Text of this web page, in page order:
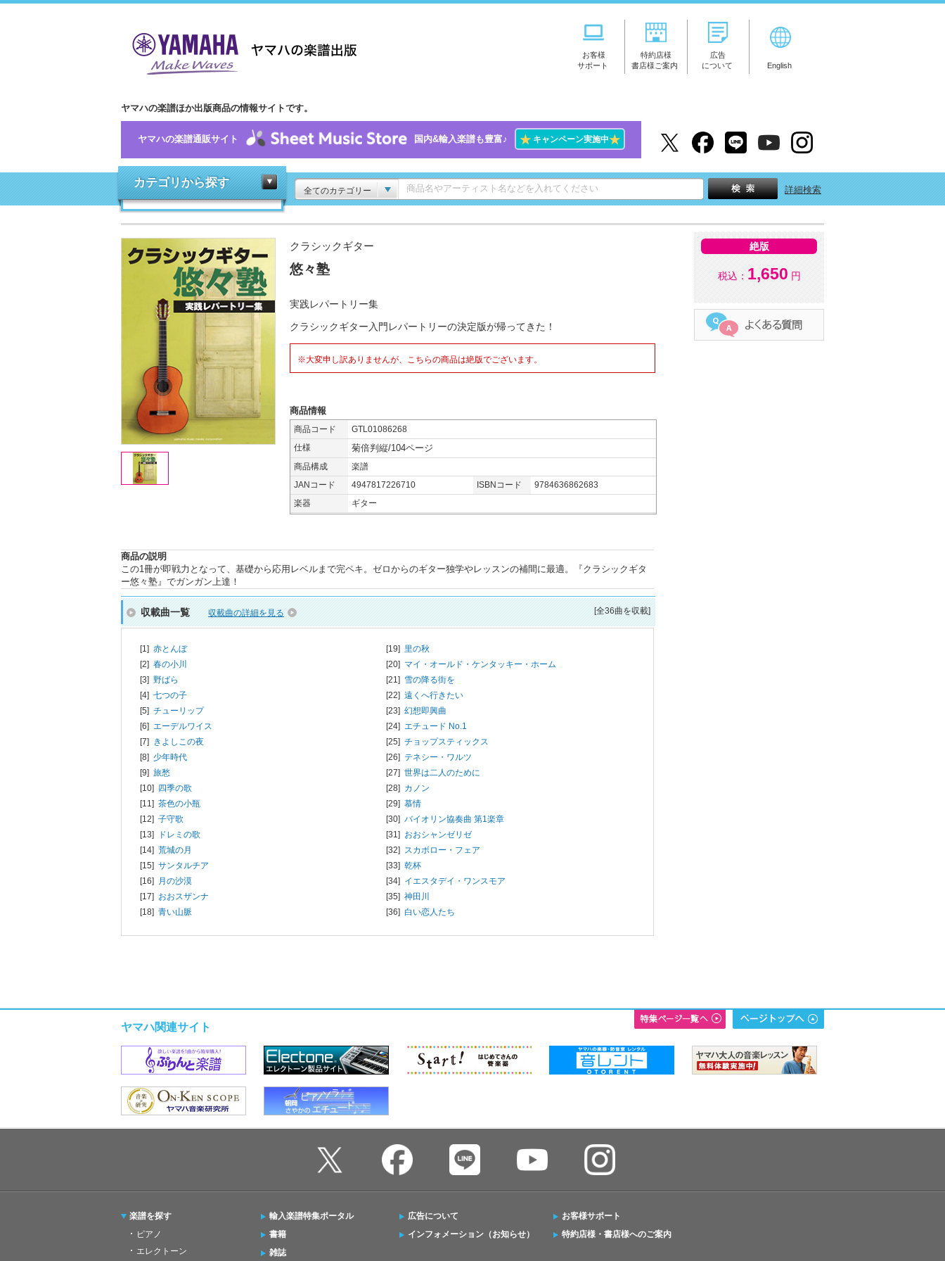
お客様
サポート
特約店様
書店様ご案内
広告
について
English
ヤマハの楽譜ほか出版商品の情報サイトです。
ヤマハの楽譜通販サイト 国内&輸入楽譜も豊富♪ ★キャンペーン実施中★
カテゴリから探す
全てのカテゴリー 詳細検索
クラシックギター
悠々塾
実践レパートリー集
クラシックギター入門レパートリーの決定版が帰ってきた！
※大変申し訳ありませんが、こちらの商品は絶版でございます。
商品情報
商品コード
GTL01086268
仕様
菊倍判縦/104ページ
商品構成
楽譜
JANコード
4947817226710 ISBNコード
9784636862683
楽器
ギター
商品の説明
この1冊が即戦力となって、基礎から応用レベルまで完ペキ。ゼロからのギター独学やレッスンの補間に最適。『クラシックギタ
ー悠々塾』でガンガン上達！
収載曲一覧 収載曲の詳細を見る [全36曲を収載]
[1] 赤とんぼ
[2] 春の小川
[3] 野ばら
[4] 七つの子
[5] チューリップ
[6] エーデルワイス
[7] きよしこの夜
[8] 少年時代
[9] 旅愁
[10] 四季の歌
[11] 茶色の小瓶
[12] 子守歌
[13]
ドレミの歌
[14] 荒城の月
[15] サンタルチア
[16] 月の沙漠
[17] おおスザンナ
[18] 青い山脈
[19] 里の秋
[20] マイ・オールド・ケンタッキー・ホーム
[21] 雪の降る街を
[22] 遠くへ行きたい
[23] 幻想即興曲
[24] エチュード No.1
[25] チョップスティックス
[26] テネシー・ワルツ
[27] 世界は二人のために
[28] カノン
[29] 慕情
[30] バイオリン協奏曲 第1楽章
[31] おおシャンゼリゼ
[32] スカボロー・フェア
[33] 乾杯
[34] イエスタデイ・ワンスモア
[35] 神田川
[36] 白い恋人たち
絶版
税込： 1,650 円
ヤマハ関連サイト
楽譜を探す
ピアノ
エレクトーン
輸入楽譜特集ポータル
書籍
雑誌
広告について
インフォメーション（お知らせ）
お客様サポート
特約店様・書店様へのご案内